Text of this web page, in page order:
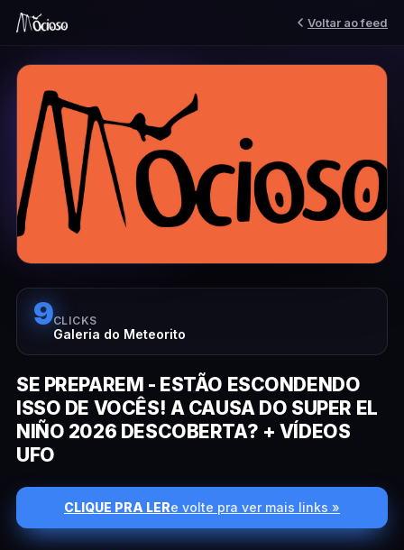
Voltar ao feed
9CLICKS
Galeria do Meteorito
SE PREPAREM - ESTÃO ESCONDENDO
ISSO DE VOCÊS! A CAUSA DO SUPER EL
NIÑO 2026 DESCOBERTA? + VÍDEOS
UFO
CLIQUE PRA LERe volte pra ver mais links »